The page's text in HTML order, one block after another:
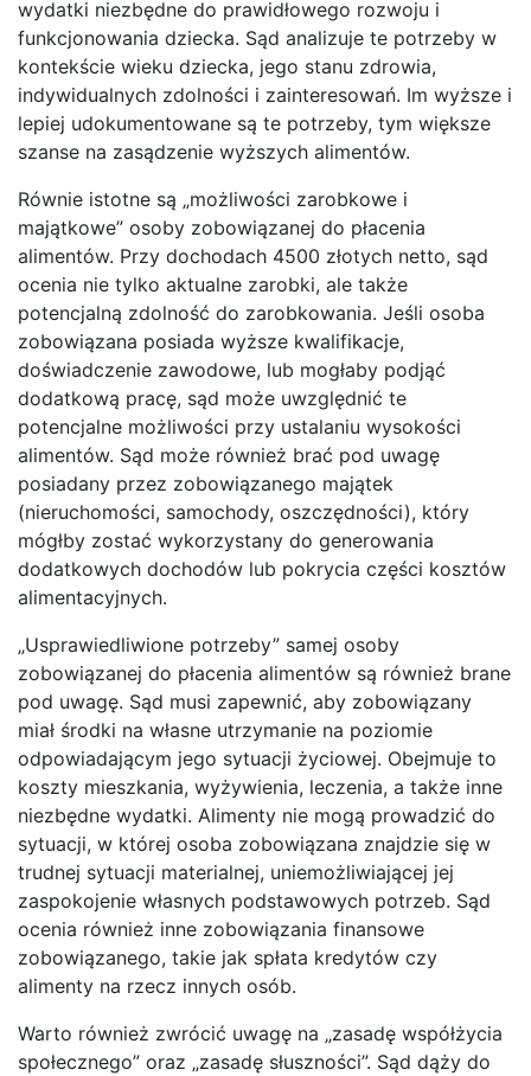
wydatki niezbędne do prawidłowego rozwoju i
funkcjonowania dziecka. Sąd analizuje te potrzeby w
kontekście wieku dziecka, jego stanu zdrowia,
indywidualnych zdolności i zainteresowań. Im wyższe i
lepiej udokumentowane są te potrzeby, tym większe
szanse na zasądzenie wyższych alimentów.
Równie istotne są „możliwości zarobkowe i
majątkowe” osoby zobowiązanej do płacenia
alimentów. Przy dochodach 4500 złotych netto, sąd
ocenia nie tylko aktualne zarobki, ale także
potencjalną zdolność do zarobkowania. Jeśli osoba
zobowiązana posiada wyższe kwalifikacje,
doświadczenie zawodowe, lub mogłaby podjąć
dodatkową pracę, sąd może uwzględnić te
potencjalne możliwości przy ustalaniu wysokości
alimentów. Sąd może również brać pod uwagę
posiadany przez zobowiązanego majątek
(nieruchomości, samochody, oszczędności), który
mógłby zostać wykorzystany do generowania
dodatkowych dochodów lub pokrycia części kosztów
alimentacyjnych.
„Usprawiedliwione potrzeby” samej osoby
zobowiązanej do płacenia alimentów są również brane
pod uwagę. Sąd musi zapewnić, aby zobowiązany
miał środki na własne utrzymanie na poziomie
odpowiadającym jego sytuacji życiowej. Obejmuje to
koszty mieszkania, wyżywienia, leczenia, a także inne
niezbędne wydatki. Alimenty nie mogą prowadzić do
sytuacji, w której osoba zobowiązana znajdzie się w
trudnej sytuacji materialnej, uniemożliwiającej jej
zaspokojenie własnych podstawowych potrzeb. Sąd
ocenia również inne zobowiązania finansowe
zobowiązanego, takie jak spłata kredytów czy
alimenty na rzecz innych osób.
Warto również zwrócić uwagę na „zasadę współżycia
społecznego” oraz „zasadę słuszności”. Sąd dąży do